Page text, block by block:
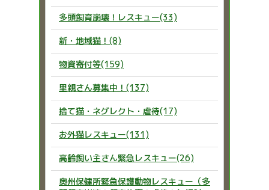
多頭飼育崩壊！レスキュー(33)
新・地域猫！(8)
物資寄付等(159)
里親さん募集中！(137)
捨て猫・ネグレクト・虐待(17)
お外猫レスキュー(131)
高齢飼い主さん緊急レスキュー(26)
奥州保健所緊急保護動物レスキュー（多